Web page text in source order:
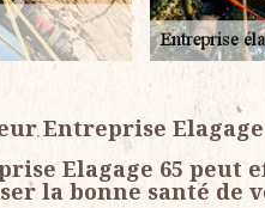
Entreprise
Elagage 65 peut
la bonne santé de